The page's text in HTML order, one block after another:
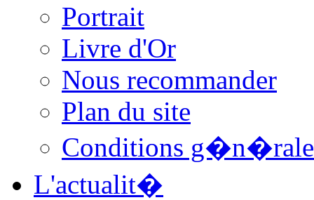
Portrait
Livre d'Or
Nous recommander
Plan du site
Conditions
L'actualit�